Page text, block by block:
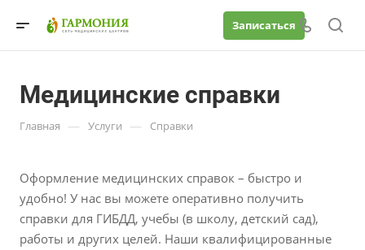
Записаться
Медицинские справки
Главная — Услуги — Справки
Оформление медицинских справок – быстро и
удобно! У нас вы можете оперативно получить
справки для ГИБДД, учебы (в школу, детский сад),
работы и других целей. Наши квалифицированные